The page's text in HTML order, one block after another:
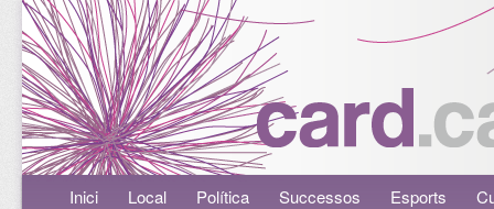
Menú principalAneu al contingut principal
Aneu al contingut secundari
Inici Local Política Successos Esports